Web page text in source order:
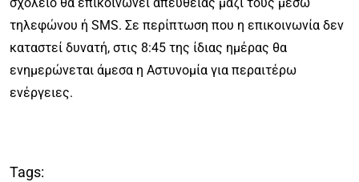
σχολείο θα επικοινωνεί απευθείας μαζί τους μέσω
τηλεφώνου ή SMS. Σε περίπτωση που η επικοινωνία δεν
καταστεί δυνατή, στις 8:45 της ίδιας ημέρας θα
ενημερώνεται άμεσα η Αστυνομία για περαιτέρω
ενέργειες.
Tags: